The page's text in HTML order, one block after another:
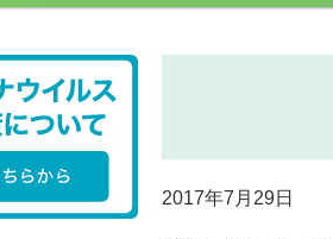
2017年7月29日